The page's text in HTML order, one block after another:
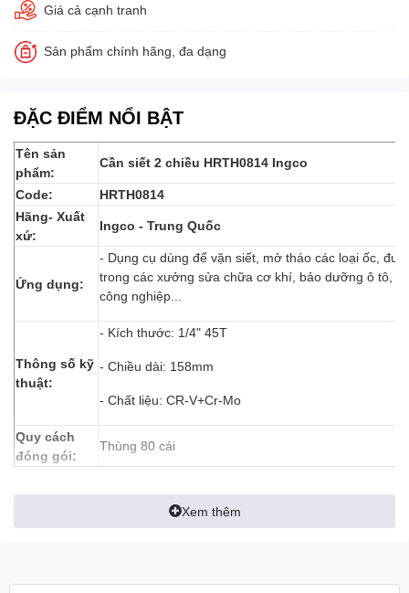
Giá cả cạnh tranh
Sản phẩm chính hãng, đa dạng
ĐẶC ĐIỂM NỔI BẬT
Tên sản
phẩm:
Cần siết 2 chiều HRTH0814 Ingco
Code:
HRTH0814
Hãng- Xuất
xứ:
Ingco - Trung Quốc
Ứng dụng:
- Dụng cụ dùng để vặn siết, mở tháo các loại ốc,
trong các xưởng sửa chữa cơ khí, bảo dưỡng ô tô,
công nghiệp...
Thông số kỹ
thuật:
- Kích thước: 1/4" 45T
- Chiều dài: 158mm
- Chất liệu: CR-V+Cr-Mo
Quy cách
đóng gói:
Thùng 80 cái
Xem thêm